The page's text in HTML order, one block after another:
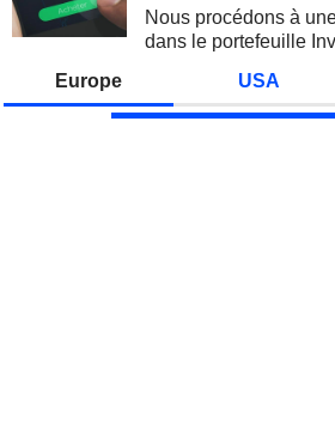
Nous procédons à
dans le portefeuille
Europe USA